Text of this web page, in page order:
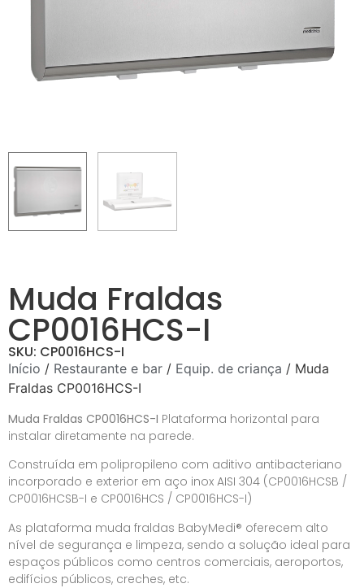
Muda Fraldas
CP0016HCS-I
SKU: CP0016HCS-I
Início / Restaurante e bar / Equip. de criança / Muda
Fraldas CP0016HCS-I
Muda Fraldas CP0016HCS-I Plataforma horizontal para
instalar diretamente na parede.
Construída em polipropileno com aditivo antibacteriano
incorporado e exterior em aço inox AISI 304 (CP0016HCSB /
CP0016HCSB-I e CP0016HCS / CP0016HCS-I)
As plataforma muda fraldas BabyMedi® oferecem alto
nível de segurança e limpeza, sendo a solução ideal para
espaços públicos como centros comerciais, aeroportos,
edifícios públicos, creches, etc.